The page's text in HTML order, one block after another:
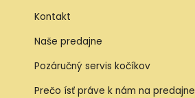
Kontakt
Naše predajne
Pozáručný servis kočíkov
Prečo ísť práve k nám na predajne